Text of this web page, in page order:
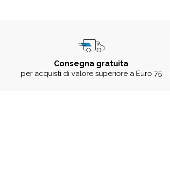
Consegna gratuita
per acquisti di valore superiore a Euro 75